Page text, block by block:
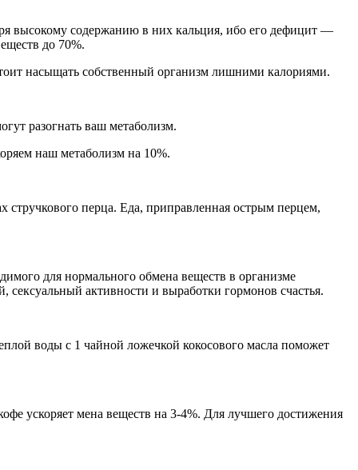
высокому содержанию в них кальция, ибо его дефицит —
до 70%.
насыщать собственный организм лишними калориями.
разогнать ваш метаболизм.
наш метаболизм на 10%.
стручкового перца. Еда, приправленная острым перцем,
для нормального обмена веществ в организме
активности и выработки гормонов счастья.
воды с 1 чайной ложечкой кокосового масла поможет
ускоряет мена веществ на 3-4%. Для лучшего достижения